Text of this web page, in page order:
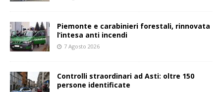
Piemonte e carabinieri forestali, rinnovata
l’intesa anti incendi
7 Agosto 2026
Controlli straordinari ad Asti: oltre 150
persone identificate